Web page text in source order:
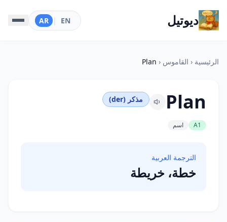
ديوتيل EN
|
AR
الرئيسية ‹ القاموس ‹
Plan
Plan مذكر (der)
A1 اسم
الترجمة العربية
خطة، خريطة